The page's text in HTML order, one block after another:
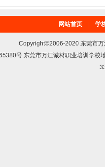
网站首页 学
Copyright©2006-2020 东莞市
号 东莞市万江诚材职业培训学